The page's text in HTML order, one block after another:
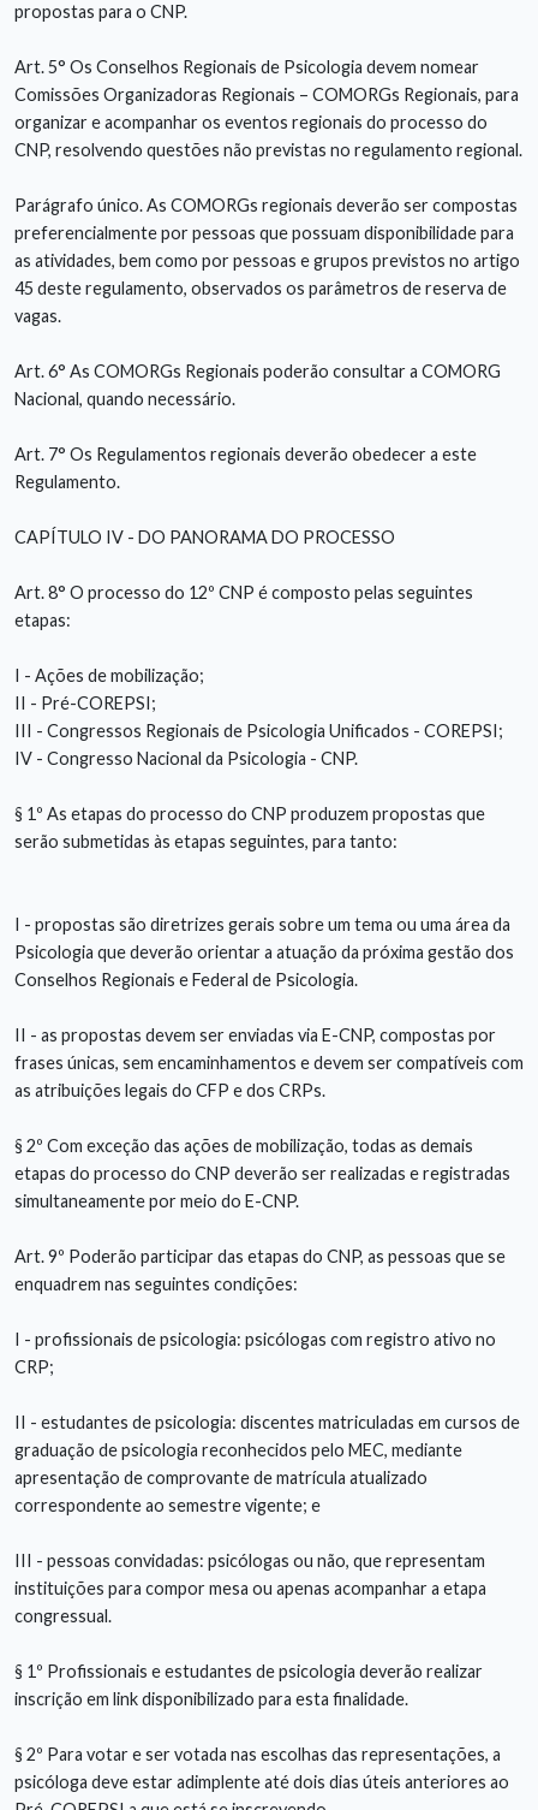
propostas para o CNP.
Art. 5° Os Conselhos Regionais de Psicologia devem nomear
Comissões Organizadoras Regionais – COMORGs Regionais, para
organizar e acompanhar os eventos regionais do processo do
CNP, resolvendo questões não previstas no regulamento regional.
Parágrafo único. As COMORGs regionais deverão ser compostas
preferencialmente por pessoas que possuam disponibilidade para
as atividades, bem como por pessoas e grupos previstos no artigo
45 deste regulamento, observados os parâmetros de reserva de
vagas.
Art. 6° As COMORGs Regionais poderão consultar a COMORG
Nacional, quando necessário.
Art. 7° Os Regulamentos regionais deverão obedecer a este
Regulamento.
CAPÍTULO IV - DO PANORAMA DO PROCESSO
Art. 8° O processo do 12º CNP é composto pelas seguintes
etapas:
I - Ações de mobilização;
II - Pré-COREPSI;
III - Congressos Regionais de Psicologia Unificados - COREPSI;
IV - Congresso Nacional da Psicologia - CNP.
§ 1º As etapas do processo do CNP produzem propostas que
serão submetidas às etapas seguintes, para tanto:
I - propostas são diretrizes gerais sobre um tema ou uma área da
Psicologia que deverão orientar a atuação da próxima gestão dos
Conselhos Regionais e Federal de Psicologia.
II - as propostas devem ser enviadas via E-CNP, compostas por
frases únicas, sem encaminhamentos e devem ser compatíveis com
as atribuições legais do CFP e dos CRPs.
§ 2º Com exceção das ações de mobilização, todas as demais
etapas do processo do CNP deverão ser realizadas e registradas
simultaneamente por meio do E-CNP.
Art. 9º Poderão participar das etapas do CNP, as pessoas que se
enquadrem nas seguintes condições:
I - profissionais de psicologia: psicólogas com registro ativo no
CRP;
II - estudantes de psicologia: discentes matriculadas em cursos de
graduação de psicologia reconhecidos pelo MEC, mediante
apresentação de comprovante de matrícula atualizado
correspondente ao semestre vigente; e
III - pessoas convidadas: psicólogas ou não, que representam
instituições para compor mesa ou apenas acompanhar a etapa
congressual.
§ 1º Profissionais e estudantes de psicologia deverão realizar
inscrição em link disponibilizado para esta finalidade.
§ 2º Para votar e ser votada nas escolhas das representações, a
psicóloga deve estar adimplente até dois dias úteis anteriores ao